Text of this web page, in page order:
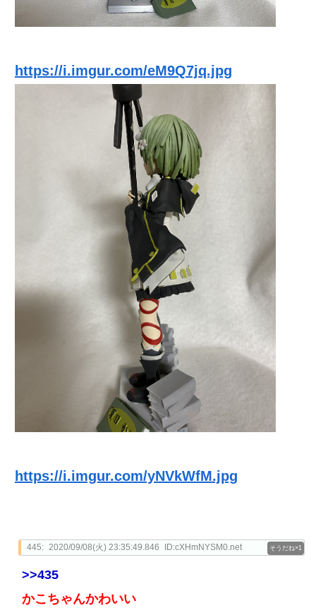
https://i.imgur.com/eM9Q7jq.jpg
https://i.imgur.com/yNVkWfM.jpg
1
445: 2020/09/08(火) 23:35:49.846 ID:cXHmNYSM0.net
>>435
かこちゃんかわいい